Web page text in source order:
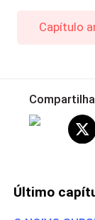
Capítulo
Último